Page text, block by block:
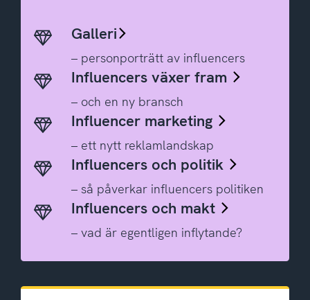
Galleri
– personporträtt av influencers
Influencers växer fram
– och en ny bransch
Influencer marketing
– ett nytt reklamlandskap
Influencers och politik
– så påverkar influencers politiken
Influencers och makt
– vad är egentligen inflytande?